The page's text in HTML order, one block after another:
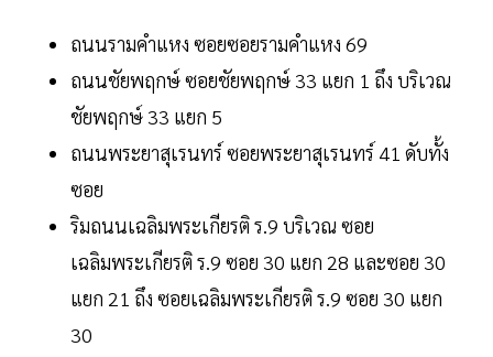
ถนนรามคำแหง ซอยซอยรามคำแหง 69
ถนนชัยพฤกษ์ ซอยชัยพฤกษ์ 33 แยก 1 ถึง บริเวณ
ชัยพฤกษ์ 33 แยก 5
ถนนพระยาสุเรนทร์ ซอยพระยาสุเรนทร์ 41 ดับทั้ง
ซอย
ริมถนนเฉลิมพระเกียรติ ร.9 บริเวณ ซอย
เฉลิมพระเกียรติ ร.9 ซอย 30 แยก 28 และซอย 30
แยก 21 ถึง ซอยเฉลิมพระเกียรติ ร.9 ซอย 30 แยก
30